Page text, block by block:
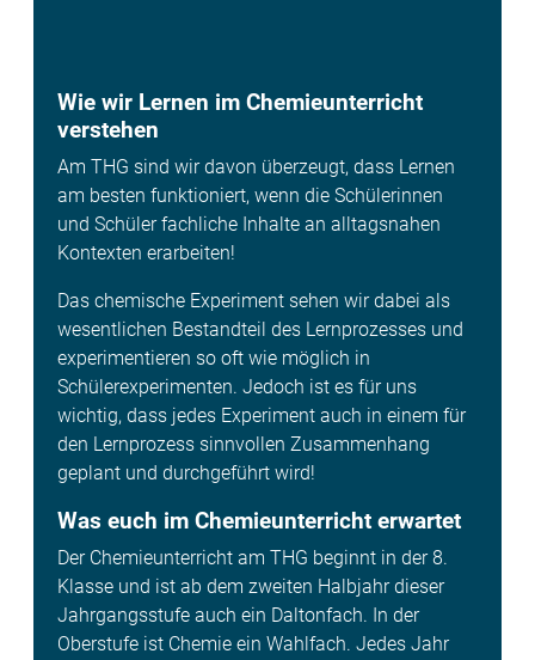
Wie wir Lernen im Chemieunterricht
verstehen
Am THG sind wir davon überzeugt, dass Lernen
am besten funktioniert, wenn die Schülerinnen
und Schüler fachliche Inhalte an alltagsnahen
Kontexten erarbeiten!
Das chemische Experiment sehen wir dabei als
wesentlichen Bestandteil des Lernprozesses und
experimentieren so oft wie möglich in
Schülerexperimenten. Jedoch ist es für uns
wichtig, dass jedes Experiment auch in einem für
den Lernprozess sinnvollen Zusammenhang
geplant und durchgeführt wird!
Was euch im Chemieunterricht erwartet
Der Chemieunterricht am THG beginnt in der 8.
Klasse und ist ab dem zweiten Halbjahr dieser
Jahrgangsstufe auch ein Daltonfach. In der
Oberstufe ist Chemie ein Wahlfach. Jedes Jahr